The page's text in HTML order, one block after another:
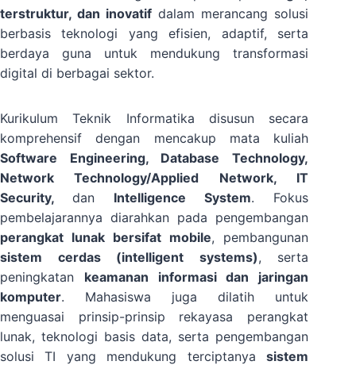
terstruktur, dan inovatif dalam merancang solusi
berbasis teknologi yang efisien, adaptif, serta
berdaya guna untuk mendukung transformasi
digital di berbagai sektor.
Kurikulum Teknik Informatika disusun secara
komprehensif dengan mencakup mata kuliah
Software Engineering, Database Technology,
Network Technology/Applied Network, IT
Security, dan Intelligence System. Fokus
pembelajarannya diarahkan pada pengembangan
perangkat lunak bersifat mobile, pembangunan
sistem cerdas (intelligent systems), serta
peningkatan keamanan informasi dan jaringan
komputer. Mahasiswa juga dilatih untuk
menguasai prinsip-prinsip rekayasa perangkat
lunak, teknologi basis data, serta pengembangan
solusi TI yang mendukung terciptanya sistem